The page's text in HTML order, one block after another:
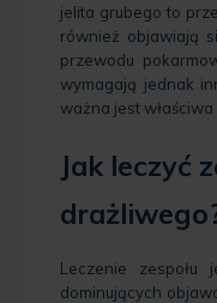
jelita grubego to
również objawiają
przewodu
wymagają jednak
ważna jest
Jak leczyć
Leczenie zespołu
dominujących